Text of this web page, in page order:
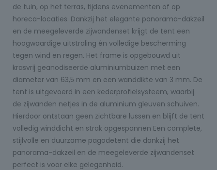
de tuin, op het terras, tijdens evenementen of op
horeca-locaties. Dankzij het elegante panorama-dakzeil
en de meegeleverde zijwandenset krijgt de tent een
hoogwaardige uitstraling én volledige bescherming
tegen wind en regen. Het frame is opgebouwd uit
krasvrij geanodiseerde aluminiumbuizen met een
diameter van 63,5 mm en een wanddikte van 3 mm. De
tent is uitgevoerd in een kederprofielsysteem, waarbij
de zijwanden netjes in de aluminium gleuven schuiven.
Hierdoor ontstaan geen zichtbare lussen en blijft de tent
volledig winddicht en strak opgespannen Een complete,
stijlvolle en duurzame pagodetent die dankzij het
panorama-dakzeil en de meegeleverde zijwandenset
perfect is voor elke gelegenheid.